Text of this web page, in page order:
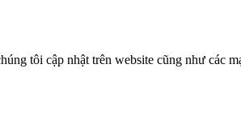
tôi cập nhật trên website cũng như các